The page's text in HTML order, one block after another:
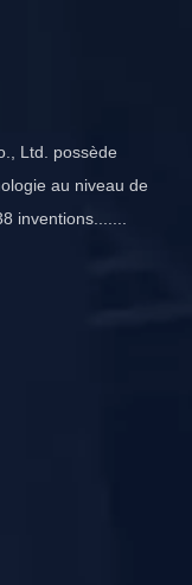
Ltd. possède
au niveau de
inventions.......